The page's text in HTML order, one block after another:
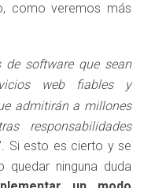
como veremos más
de software que sean
web fiables y
admitirán a millones
responsabilidades
Si esto es cierto y se
ninguna duda